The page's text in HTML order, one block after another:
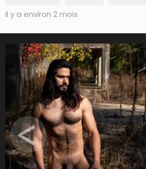
il y a environ 2 mois